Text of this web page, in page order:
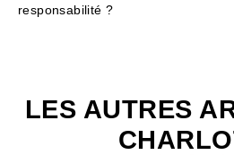
responsabilité ?
LES AUTRES